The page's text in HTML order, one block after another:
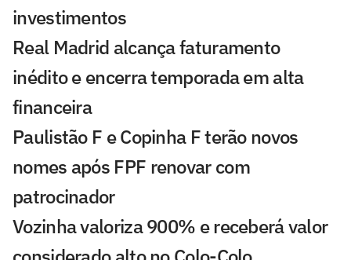
investimentos
Real Madrid alcança faturamento
inédito e encerra temporada em alta
financeira
Paulistão F e Copinha F terão novos
nomes após FPF renovar com
patrocinador
Vozinha valoriza 900% e receberá valor